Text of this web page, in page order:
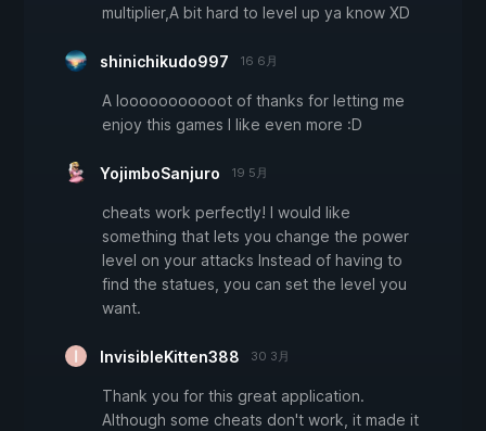
multiplier,A bit hard to level up ya know XD
shinichikudo997 16 6月
A looooooooooot of thanks for letting me
enjoy this games I like even more :D
YojimboSanjuro 19 5月
cheats work perfectly! I would like
something that lets you change the power
level on your attacks Instead of having to
find the statues, you can set the level you
want.
InvisibleKitten388 30 3月
Thank you for this great application.
Although some cheats don't work, it made it